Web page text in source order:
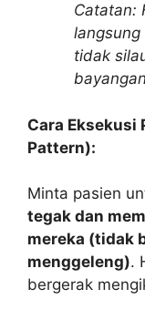
Catatan:
langsung
tidak
Cara Eksekusi
Pattern):
Minta pasien
tegak dan
mereka (tidak
menggeleng).
bergerak